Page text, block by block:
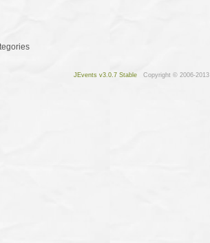
JEvents v3.0.7 Stable Copyright © 2006-2013